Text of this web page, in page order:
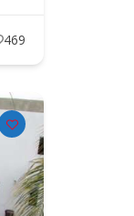
469